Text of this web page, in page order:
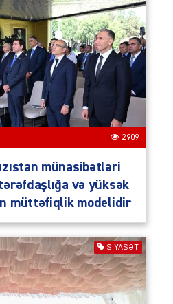
2909
münasibətləri
və yüksək
müttəfiqlik modelidir
SIYASƏT